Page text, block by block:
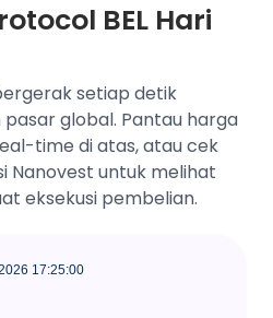
BEL Hari
setiap detik
global. Pantau harga
time di atas, atau cek
Nanovest untuk melihat
eksekusi pembelian.
17:25:00